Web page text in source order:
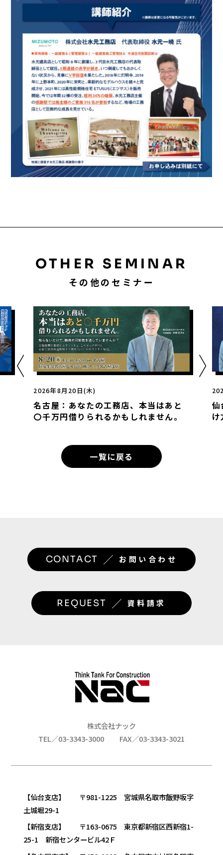
OTHER SEMINAR
その他のセミナー
、本当はあと
しれません。
2026年8月21日(金)
仙台：工務店の9割が知らない融
け方
一覧に戻る
CONTACT ／ お問い合わせ
REQUEST ／ 資料請求
株式会社ナック
TEL／03-3343-3000
FAX／03-3343-3021
【仙台支店】 〒981-1225 宮城県名取市飯野坂字
土城堀29-1
【新宿支店】 〒163-0675 東京都新宿区西新宿1-
25-1 新宿センタービル42Ｆ